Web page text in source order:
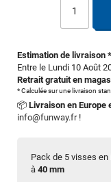
Pack de 5 visses
à 40 mm
Estimation de livraison
Entre le Lundi 10 Août
Retrait gratuit en
* Calculée sur une livraison
📦 Livraison en Europe
info@funway.fr!